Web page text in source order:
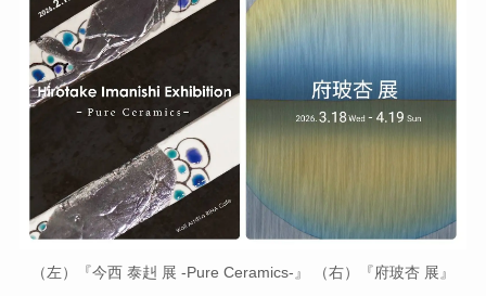
（左）『今西 泰赳 展 -Pure Ceramics-』 （右）『府玻杏 展』